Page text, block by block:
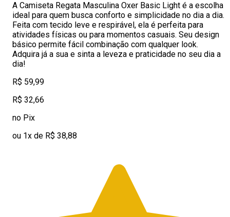
A Camiseta Regata Masculina Oxer Basic Light é a escolha
ideal para quem busca conforto e simplicidade no dia a dia.
Feita com tecido leve e respirável, ela é perfeita para
atividades físicas ou para momentos casuais. Seu design
básico permite fácil combinação com qualquer look.
Adquira já a sua e sinta a leveza e praticidade no seu dia a
dia!
R$ 59,99
R$ 32,66
no Pix
ou 1x de R$ 38,88